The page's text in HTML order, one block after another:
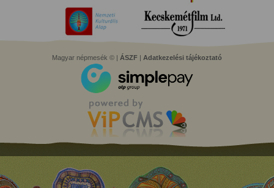
Magyar népmesék © | ÁSZF | Adatkezelési tájékoztató